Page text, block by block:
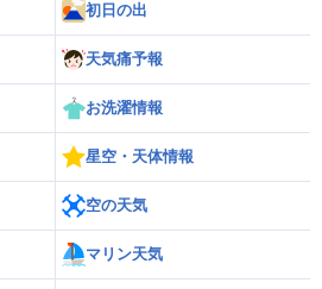
初日の出
天気痛予報
お洗濯情報
星空・天体情報
空の天気
マリン天気